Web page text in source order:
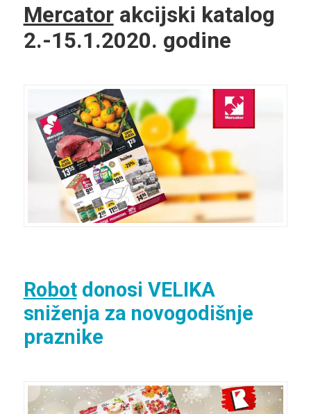
Mercatorakcijski katalog
2.-15.1.2020. godine
Robotdonosi VELIKA
sniženja za novogodišnje
praznike